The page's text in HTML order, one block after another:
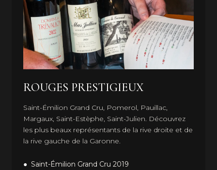
ROUGES PRESTIGIEUX
Saint-Émilion Grand Cru, Pomerol, Pauillac,
Margaux, Saint-Estèphe, Saint-Julien. Découvrez
les plus beaux représentants de la rive droite et de
la rive gauche de la Garonne.
Saint-Émilion Grand Cru 2019